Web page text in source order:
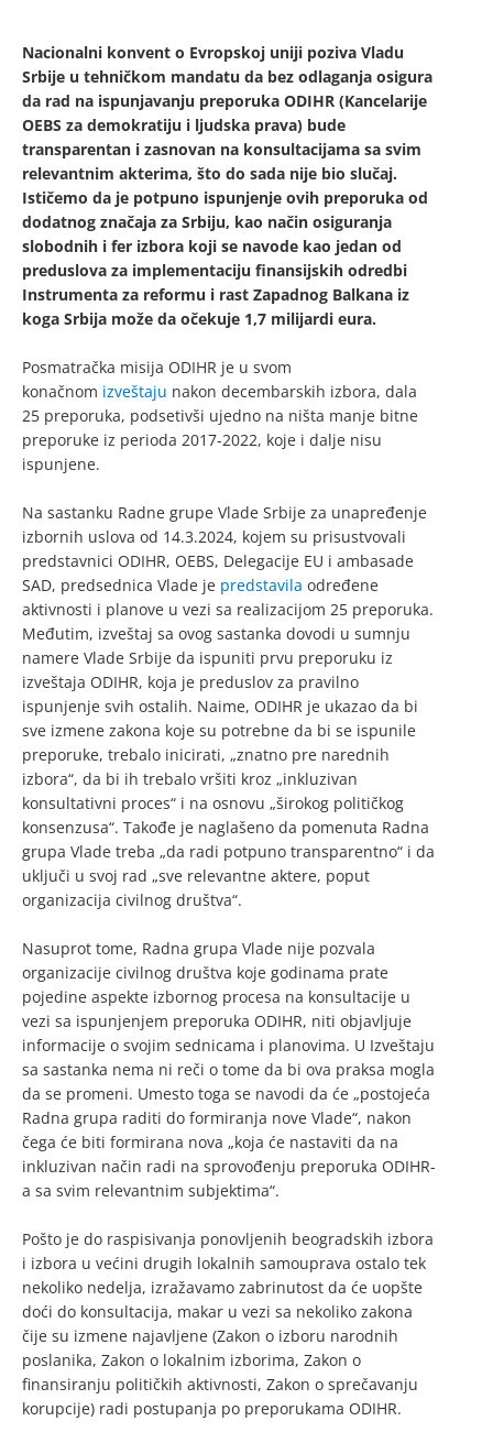
Nacionalni konvent o Evropskoj uniji poziva Vladu
Srbije u tehničkom mandatu da bez odlaganja osigura
da rad na ispunjavanju preporuka ODIHR (Kancelarije
OEBS za demokratiju i ljudska prava) bude
transparentan i zasnovan na konsultacijama sa svim
relevantnim akterima, što do sada nije bio slučaj.
Ističemo da je potpuno ispunjenje ovih preporuka od
dodatnog značaja za Srbiju, kao način osiguranja
slobodnih i fer izbora koji se navode kao jedan od
preduslova za implementaciju finansijskih odredbi
Instrumenta za reformu i rast Zapadnog Balkana iz
koga Srbija može da očekuje 1,7 milijardi eura.
Posmatračka misija ODIHR je u svom
konačnom izveštaju nakon decembarskih izbora, dala
25 preporuka, podsetivši ujedno na ništa manje bitne
preporuke iz perioda 2017-2022, koje i dalje nisu
ispunjene.
Na sastanku Radne grupe Vlade Srbije za unapređenje
izbornih uslova od 14.3.2024, kojem su prisustvovali
predstavnici ODIHR, OEBS, Delegacije EU i ambasade
SAD, predsednica Vlade je predstavila određene
aktivnosti i planove u vezi sa realizacijom 25 preporuka.
Međutim, izveštaj sa ovog sastanka dovodi u sumnju
namere Vlade Srbije da ispuniti prvu preporuku iz
izveštaja ODIHR, koja je preduslov za pravilno
ispunjenje svih ostalih. Naime, ODIHR je ukazao da bi
sve izmene zakona koje su potrebne da bi se ispunile
preporuke, trebalo inicirati, „znatno pre narednih
izbora“, da bi ih trebalo vršiti kroz „inkluzivan
konsultativni proces“ i na osnovu „širokog političkog
konsenzusa“. Takođe je naglašeno da pomenuta Radna
grupa Vlade treba „da radi potpuno transparentno“ i da
uključi u svoj rad „sve relevantne aktere, poput
organizacija civilnog društva“.
Nasuprot tome, Radna grupa Vlade nije pozvala
organizacije civilnog društva koje godinama prate
pojedine aspekte izbornog procesa na konsultacije u
vezi sa ispunjenjem preporuka ODIHR, niti objavljuje
informacije o svojim sednicama i planovima. U Izveštaju
sa sastanka nema ni reči o tome da bi ova praksa mogla
da se promeni. Umesto toga se navodi da će „postojeća
Radna grupa raditi do formiranja nove Vlade“, nakon
čega će biti formirana nova „koja će nastaviti da na
inkluzivan način radi na sprovođenju preporuka ODIHR-
a sa svim relevantnim subjektima“.
Pošto je do raspisivanja ponovljenih beogradskih izbora
i izbora u većini drugih lokalnih samouprava ostalo tek
nekoliko nedelja, izražavamo zabrinutost da će uopšte
doći do konsultacija, makar u vezi sa nekoliko zakona
čije su izmene najavljene (Zakon o izboru narodnih
poslanika, Zakon o lokalnim izborima, Zakon o
finansiranju političkih aktivnosti, Zakon o sprečavanju
korupcije) radi postupanja po preporukama ODIHR.